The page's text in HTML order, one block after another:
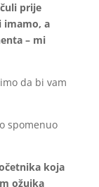
prije
imamo, a
– mi
da bi vam
spomenuo
koja
ožujka